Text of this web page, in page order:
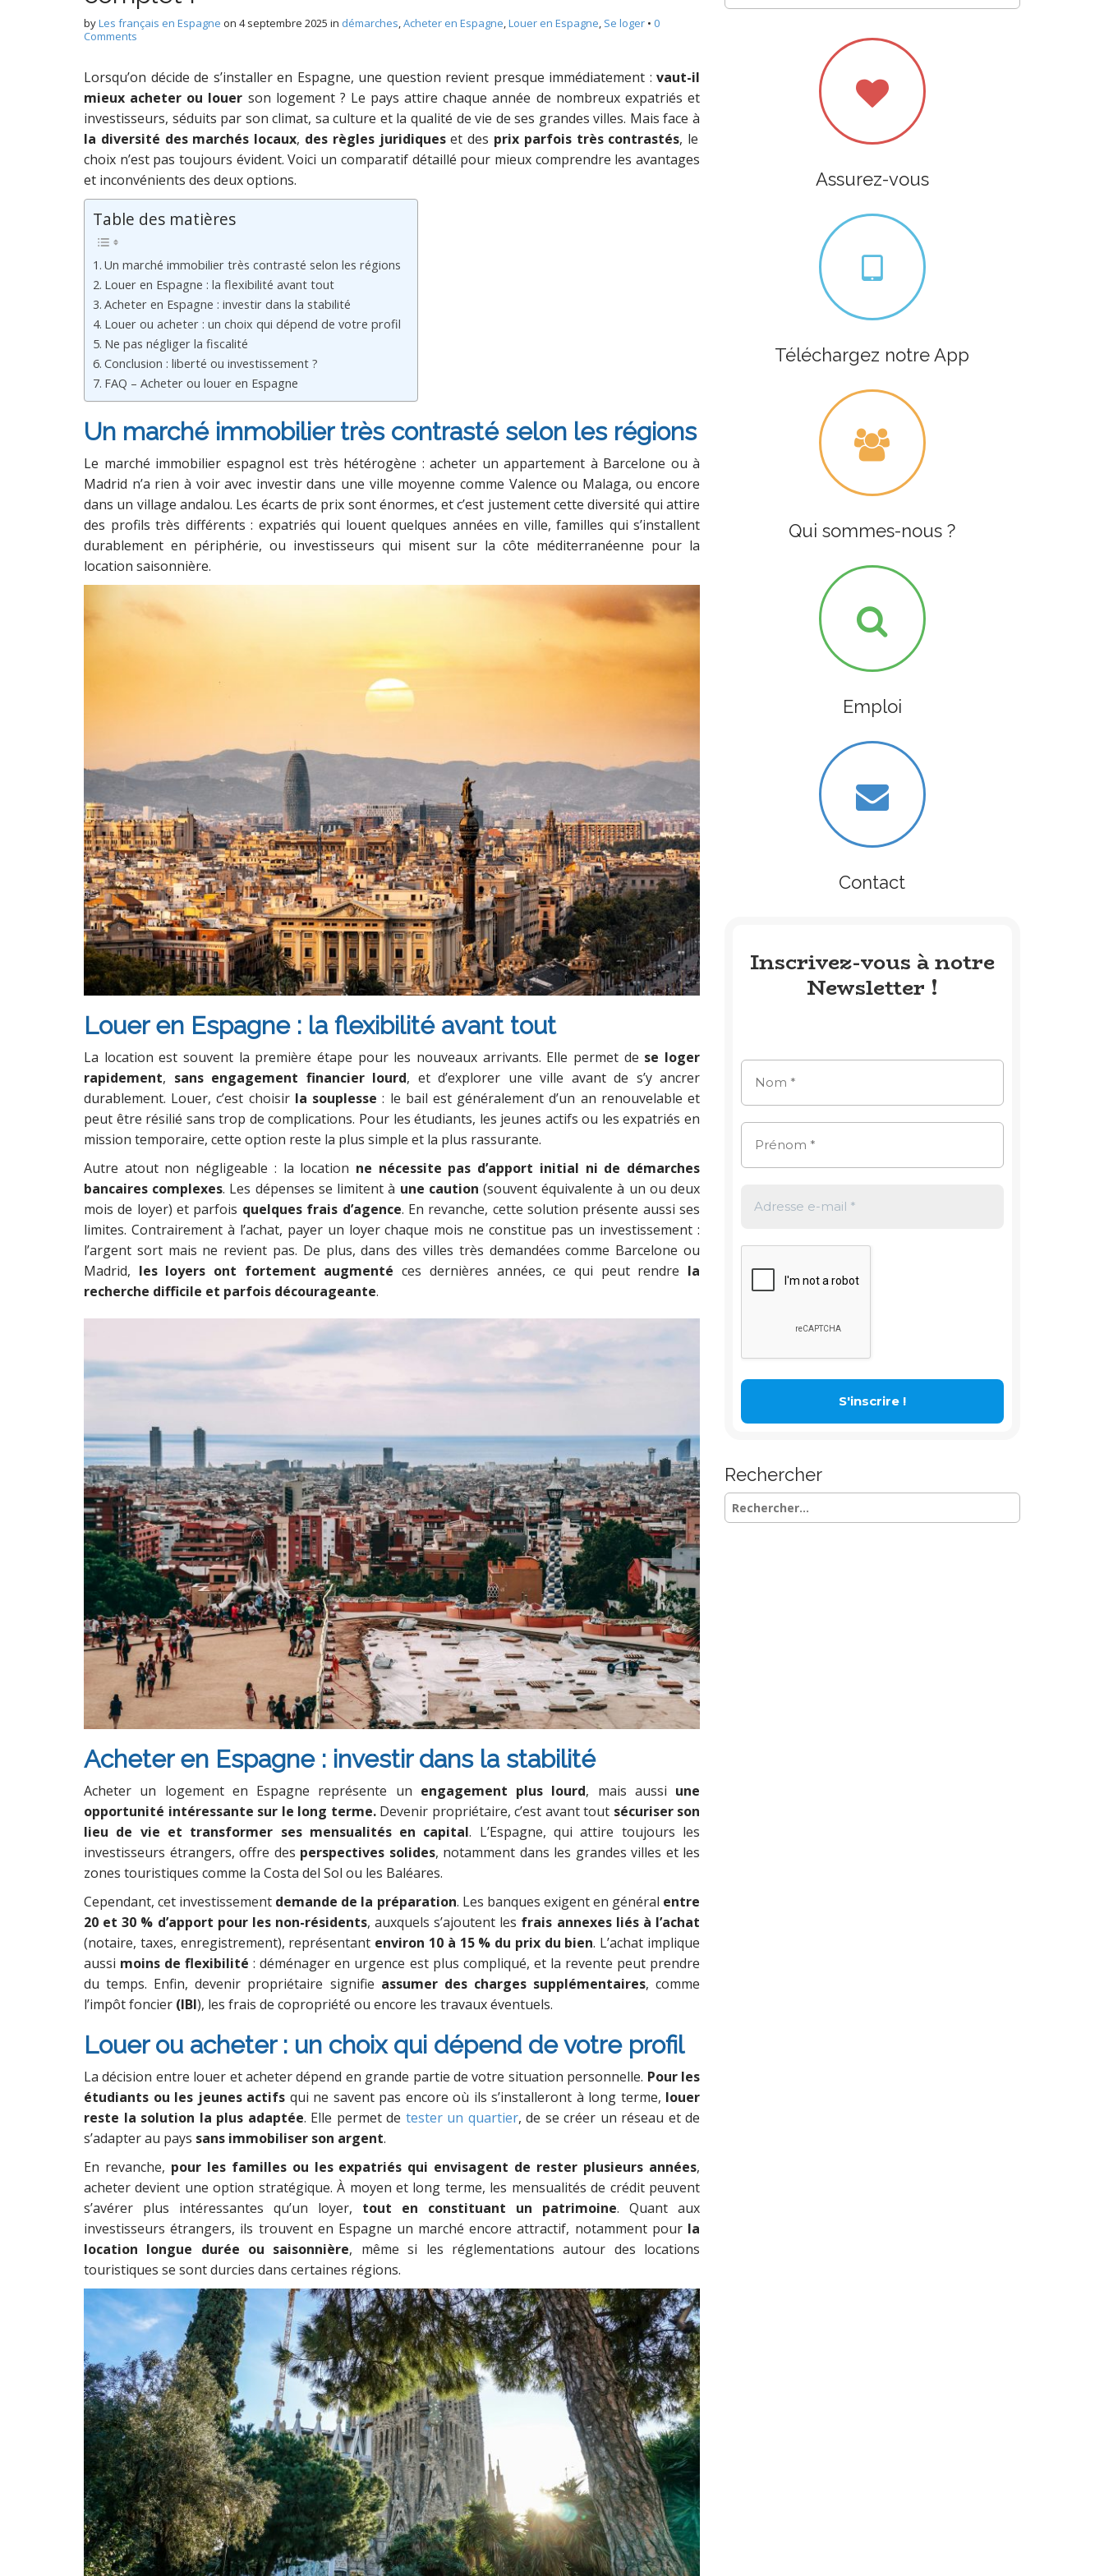
byLes français en Espagne on 4 septembre 2025 in démarches,Acheter en Espagne,Louer en Espagne, Se loger • 0
Comments
Lorsqu’on décide de s’installer en Espagne, une question revient presque immédiatement : vaut-il
mieux acheter ou louer son logement ? Le pays attire chaque année de nombreux expatriés et
investisseurs, séduits par son climat, sa culture et la qualité de vie de ses grandes villes. Mais face à
la diversité des marchés locaux, des règles juridiqueset des prix parfois très contrastés, le
choix n’est pas toujours évident. Voici un comparatif détaillé pour mieux comprendre les avantages
et inconvénients des deux options.
Table des matières
Un marché immobilier très contrasté selon les régions
Louer en Espagne : la flexibilité avant tout
Acheter en Espagne : investir dans la stabilité
Louer ou acheter : un choix qui dépend de votre profil
Ne pas négliger la fiscalité
Conclusion : liberté ou investissement ?
FAQ – Acheter ou louer en Espagne
Un marché immobilier très contrasté selon les régions
Le marché immobilier espagnol est très hétérogène : acheter un appartement à Barcelone ou à
Madrid n’a rien à voir avec investir dans une ville moyenne comme Valence ou Malaga, ou encore
dans un village andalou. Les écarts de prix sont énormes, et c’est justement cette diversité qui attire
des profils très différents : expatriés qui louent quelques années en ville, familles qui s’installent
durablement en périphérie, ou investisseurs qui misent sur la côte méditerranéenne pour la
location saisonnière.
Louer en Espagne : la flexibilité avant tout
La location est souvent la première étape pour les nouveaux arrivants. Elle permet de se loger
rapidement, sans engagement financier lourd, et d’explorer une ville avant de s’y ancrer
durablement. Louer, c’est choisir la souplesse : le bail est généralement d’un an renouvelable et
peut être résilié sans trop de complications. Pour les étudiants, les jeunes actifs ou les expatriés en
mission temporaire, cette option reste la plus simple et la plus rassurante.
Autre atout non négligeable : la location ne nécessite pas d’apport initial ni de démarches
bancaires complexes. Les dépenses se limitent à une caution (souvent équivalente à un ou deux
mois de loyer) et parfois quelques frais d’agence. En revanche, cette solution présente aussi ses
limites. Contrairement à l’achat, payer un loyer chaque mois ne constitue pas un investissement :
l’argent sort mais ne revient pas. De plus, dans des villes très demandées comme Barcelone ou
Madrid, les loyers ont fortement augmenté ces dernières années, ce qui peut rendre la
recherche difficile et parfois décourageante.
Acheter en Espagne : investir dans la stabilité
Acheter un logement en Espagne représente un engagement plus lourd, mais aussi une
opportunité intéressante sur le long terme.Devenir propriétaire, c’est avant tout sécuriser son
lieu de vie et transformer ses mensualités en capital. L’Espagne, qui attire toujours les
investisseurs étrangers, offre des perspectives solides, notamment dans les grandes villes et les
zones touristiques comme la Costa del Sol ou les Baléares.
Cependant, cet investissement demande de la préparation. Les banques exigent en général entre
20 et 30 % d’apport pour les non-résidents, auxquels s’ajoutent les frais annexes liés à l’achat
(notaire, taxes, enregistrement), représentant environ 10 à 15 % du prix du bien. L’achat implique
aussi moins de flexibilité : déménager en urgence est plus compliqué, et la revente peut prendre
du temps. Enfin, devenir propriétaire signifie assumer des charges supplémentaires, comme
l’impôt foncier (IBI), les frais de copropriété ou encore les travaux éventuels.
Louer ou acheter : un choix qui dépend de votre profil
La décision entre louer et acheter dépend en grande partie de votre situation personnelle. Pour les
étudiants ou les jeunes actifs qui ne savent pas encore où ils s’installeront à long terme, louer
reste la solution la plus adaptée. Elle permet de tester un quartier, de se créer un réseau et de
s’adapter au pays sans immobiliser son argent.
En revanche, pour les familles ou les expatriés qui envisagent de rester plusieurs années,
acheter devient une option stratégique. À moyen et long terme, les mensualités de crédit peuvent
s’avérer plus intéressantes qu’un loyer, tout en constituant un patrimoine. Quant aux
investisseurs étrangers, ils trouvent en Espagne un marché encore attractif, notamment pour la
location longue durée ou saisonnière, même si les réglementations autour des locations
touristiques se sont durcies dans certaines régions.
Assurez-vous
Téléchargez notre App
Qui sommes-nous ?
Emploi
Contact
Inscrivez-vous à notre
Newsletter !
Rechercher
Rechercher :